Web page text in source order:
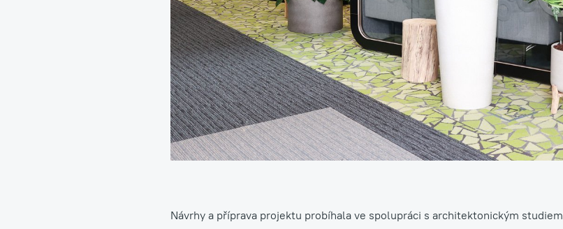
Návrhy, realizace a údržba exteriérů
Návrhy a příprava projektu probíhala ve spolupráci s architektonickým studiem